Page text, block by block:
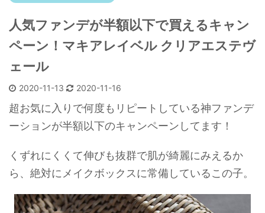
人気ファンデが半額以下で買えるキャン
ペーン！マキアレイベル クリアエステヴ
ェール
2020-11-13 2020-11-16
超お気に入りで何度もリピートしている神ファンデ
ーションが半額以下のキャンペーンしてます！
くずれにくくて伸びも抜群で肌が綺麗にみえるか
ら、絶対にメイクボックスに常備しているこの子。